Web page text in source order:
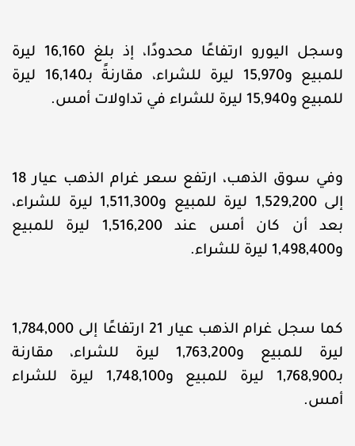
وسجل اليورو ارتفاعًا محدودًا، إذ بلغ 16,160 ليرة
للمبيع و15,970 ليرة للشراء، مقارنةً بـ16,140 ليرة
للمبيع و15,940 ليرة للشراء في تداولات أمس.
وفي سوق الذهب، ارتفع سعر غرام الذهب عيار 18
إلى 1,529,200 ليرة للمبيع و1,511,300 ليرة للشراء،
بعد أن كان أمس عند 1,516,200 ليرة للمبيع
و1,498,400 ليرة للشراء.
كما سجل غرام الذهب عيار 21 ارتفاعًا إلى 1,784,000
ليرة للمبيع و1,763,200 ليرة للشراء، مقارنة
بـ1,768,900 ليرة للمبيع و1,748,100 ليرة للشراء
أمس.